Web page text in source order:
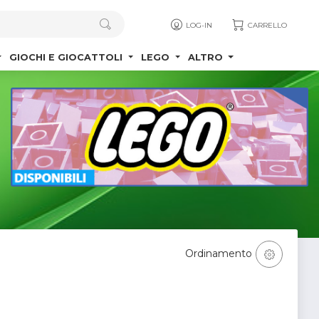
LOG-IN CARRELLO
GIOCHI E GIOCATTOLI LEGO ALTRO
Ordinamento